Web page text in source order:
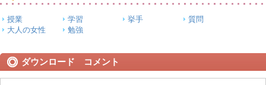
授業 学習 挙手
質問
大人の女性
勉強
ダウンロード コメント